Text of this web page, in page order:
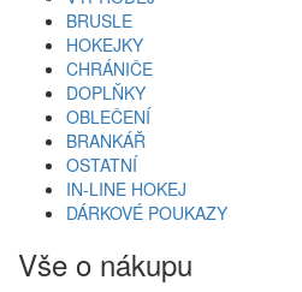
BRUSLE
HOKEJKY
CHRÁNIČE
DOPLŇKY
OBLEČENÍ
BRANKÁŘ
OSTATNÍ
IN-LINE HOKEJ
DÁRKOVÉ POUKAZY
Vše o nákupu